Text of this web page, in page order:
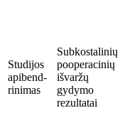
Studijos
apibend­
rinimas
Subkostalinių
pooperacinių
išvaržų
gydymo
rezultatai